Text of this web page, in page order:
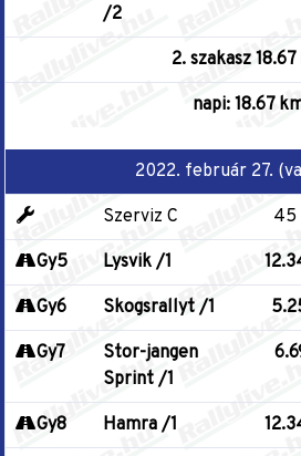
/2
2. szakasz
napi: 18.67
2022. február 27.
Szerviz C 45
Gy5 Lysvik /1
Gy6 Skogsrallyt /1
Gy7
Stor-jangen
Sprint /1
Gy8 Hamra /1